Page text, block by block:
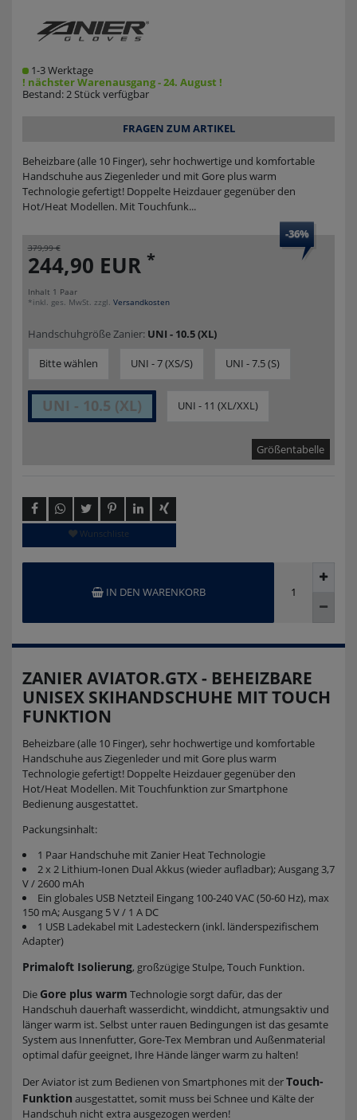
1-3 Werktage
! nächster Warenausgang - 24. August !
Bestand: 2 Stück verfügbar
FRAGEN ZUM ARTIKEL
Beheizbare (alle 10 Finger), sehr hochwertige und komfortable
Handschuhe aus Ziegenleder und mit Gore plus warm
Technologie gefertigt! Doppelte Heizdauer gegenüber den
Hot/Heat Modellen. Mit Touchfunk...
-36%
379,99 €
244,90 EUR *
Inhalt 1 Paar
*inkl. ges. MwSt. zzgl. Versandkosten
Handschuhgröße Zanier: UNI - 10.5 (XL)
Bitte wählen UNI - 7 (XS/S) UNI - 7.5 (S)
UNI - 10.5 (XL) UNI - 11 (XL/XXL)
Größentabelle
Wunschliste
IN DEN WARENKORB
ZANIER AVIATOR.GTX - BEHEIZBARE
UNISEX SKIHANDSCHUHE MIT TOUCH
FUNKTION
Beheizbare (alle 10 Finger), sehr hochwertige und komfortable
Handschuhe aus Ziegenleder und mit Gore plus warm
Technologie gefertigt! Doppelte Heizdauer gegenüber den
Hot/Heat Modellen. Mit Touchfunktion zur Smartphone
Bedienung ausgestattet.
Packungsinhalt:
1 Paar Handschuhe mit Zanier Heat Technologie
2 x 2 Lithium-Ionen Dual Akkus (wieder aufladbar); Ausgang 3,7
V / 2600 mAh
Ein globales USB Netzteil Eingang 100-240 VAC (50-60 Hz), max
150 mA; Ausgang 5 V / 1 A DC
1 USB Ladekabel mit Ladesteckern (inkl. länderspezifischem
Adapter)
Primaloft Isolierung, großzügige Stulpe, Touch Funktion.
Die Gore plus warm Technologie sorgt dafür, das der
Handschuh dauerhaft wasserdicht, winddicht, atmungsaktiv und
länger warm ist. Selbst unter rauen Bedingungen ist das gesamte
System aus Innenfutter, Gore-Tex Membran und Außenmaterial
optimal dafür geeignet, Ihre Hände länger warm zu halten!
Der Aviator ist zum Bedienen von Smartphones mit derTouch-
Funktion ausgestattet, somit muss bei Schnee und Kälte der
Handschuh nicht extra ausgezogen werden!